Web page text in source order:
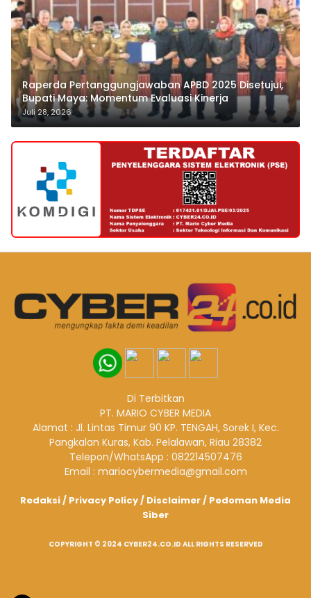
Raperda Pertanggungjawaban APBD 2025 Disetujui,
Bupati Maya: Momentum Evaluasi Kinerja
Juli 28, 2026
Di Terbitkan
PT. MARIO CYBER MEDIA
Alamat : Jl. Lintas Timur 90 KP. TENGAH, Sorek I, Kec.
Pangkalan Kuras, Kab. Pelalawan, Riau 28382
Telepon/WhatsApp : 082214507476
Email : mariocybermedia@gmail.com
Redaksi/ Privacy Policy/ Disclaimer/ Pedoman Media
Siber
COPYRIGHT © 2024 CYBER24.CO.ID ALL RIGHTS RESERVED